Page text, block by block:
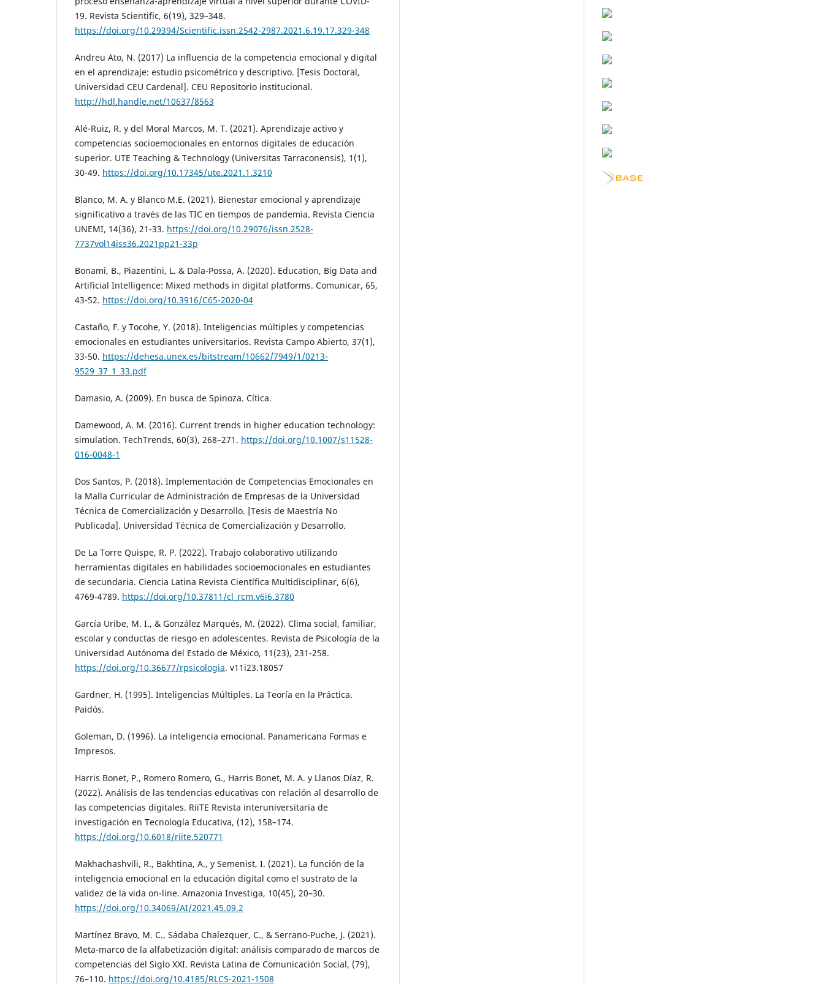
19. Revista Scientific, 6(19), 329–348.
https://doi.org/10.29394/Scientific.issn.2542-2987.2021.6.19.17.329-348
Andreu Ato, N. (2017) La influencia de la competencia emocional y digital
en el aprendizaje: estudio psicométrico y descriptivo. [Tesis Doctoral,
Universidad CEU Cardenal]. CEU Repositorio institucional.
http://hdl.handle.net/10637/8563
Alé-Ruiz, R. y del Moral Marcos, M. T. (2021). Aprendizaje activo y
competencias socioemocionales en entornos digitales de educación
superior. UTE Teaching & Technology (Universitas Tarraconensis), 1(1),
30-49. https://doi.org/10.17345/ute.2021.1.3210
Blanco, M. A. y Blanco M.E. (2021). Bienestar emocional y aprendizaje
significativo a través de las TIC en tiempos de pandemia. Revista Ciencia
UNEMI, 14(36), 21-33. https://doi.org/10.29076/issn.2528-
7737vol14iss36.2021pp21-33p
Bonami, B., Piazentini, L. & Dala-Possa, A. (2020). Education, Big Data and
Artificial Intelligence: Mixed methods in digital platforms. Comunicar, 65,
43-52. https://doi.org/10.3916/C65-2020-04
Castaño, F. y Tocohe, Y. (2018). Inteligencias múltiples y competencias
emocionales en estudiantes universitarios. Revista Campo Abierto, 37(1),
33-50. https://dehesa.unex.es/bitstream/10662/7949/1/0213-
9529_37_1_33.pdf
Damasio, A. (2009). En busca de Spinoza. Cítica.
Damewood, A. M. (2016). Current trends in higher education technology:
simulation. TechTrends, 60(3), 268–271. https://doi.org/10.1007/s11528-
016-0048-1
Dos Santos, P. (2018). Implementación de Competencias Emocionales en
la Malla Curricular de Administración de Empresas de la Universidad
Técnica de Comercialización y Desarrollo. [Tesis de Maestría No
Publicada]. Universidad Técnica de Comercialización y Desarrollo.
De La Torre Quispe, R. P. (2022). Trabajo colaborativo utilizando
herramientas digitales en habilidades socioemocionales en estudiantes
de secundaria. Ciencia Latina Revista Científica Multidisciplinar, 6(6),
4769-4789. https://doi.org/10.37811/cl_rcm.v6i6.3780
García Uribe, M. I., & González Marqués, M. (2022). Clima social, familiar,
escolar y conductas de riesgo en adolescentes. Revista de Psicología de la
Universidad Autónoma del Estado de México, 11(23), 231-258.
https://doi.org/10.36677/rpsicologia. v11i23.18057
Gardner, H. (1995). Inteligencias Múltiples. La Teoría en la Práctica.
Paidós.
Goleman, D. (1996). La inteligencia emocional. Panamericana Formas e
Impresos.
Harris Bonet, P., Romero Romero, G., Harris Bonet, M. A. y Llanos Díaz, R.
(2022). Análisis de las tendencias educativas con relación al desarrollo de
las competencias digitales. RiiTE Revista interuniversitaria de
investigación en Tecnología Educativa, (12), 158–174.
https://doi.org/10.6018/riite.520771
Makhachashvili, R., Bakhtina, A., y Semenist, I. (2021). La función de la
inteligencia emocional en la educación digital como el sustrato de la
validez de la vida on-line. Amazonia Investiga, 10(45), 20–30.
https://doi.org/10.34069/AI/2021.45.09.2
Martínez Bravo, M. C., Sádaba Chalezquer, C., & Serrano-Puche, J. (2021).
Meta-marco de la alfabetización digital: análisis comparado de marcos de
competencias del Siglo XXI. Revista Latina de Comunicación Social, (79),
76–110. https://doi.org/10.4185/RLCS-2021-1508